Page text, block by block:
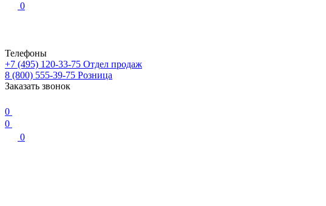
0
Телефоны
+7 (495) 120-33-75 Отдел продаж
8 (800) 555-39-75 Розница
Заказать звонок
0
0
0